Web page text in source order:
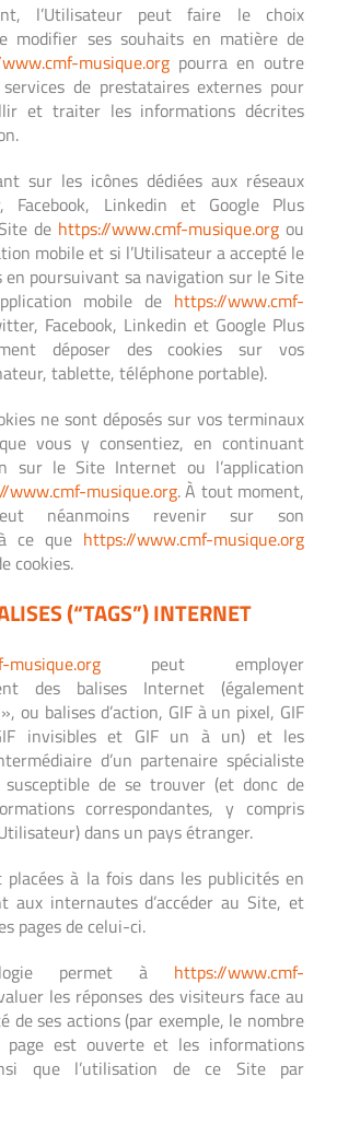
l’Utilisateur peut faire le choix
modifier ses souhaits en matière de
musique.org pourra en outre
de prestataires externes pour
et traiter les informations décrites
sur les icônes dédiées aux réseaux
Facebook, Linkedin et Google Plus
de https://www.cmf-musique.orgou
mobile et si l’Utilisateur a accepté le
en poursuivant sa navigation sur le Site
mobile de https://www.cmf-
Facebook, Linkedin et Google Plus
déposer des cookies sur vos
tablette, téléphone portable).
ne sont déposés sur vos terminaux
vous y consentiez, en continuant
sur le Site Internet ou l’application
www.cmf-musique.org. À tout moment,
néanmoins revenir sur son
ce que https://www.cmf-musique.org
cookies.
(“TAGS”) INTERNET
musique.org peut employer
des balises Internet (également
ou balises d’action, GIF à un pixel, GIF
invisibles et GIF un à un) et les
d’un partenaire spécialiste
susceptible de se trouver (et donc de
correspondantes, y compris
dans un pays étranger.
placées à la fois dans les publicités en
aux internautes d’accéder au Site, et
pages de celui-ci.
permet à https://www.cmf-
les réponses des visiteurs face au
de ses actions (par exemple, le nombre
est ouverte et les informations
que l’utilisation de ce Site par